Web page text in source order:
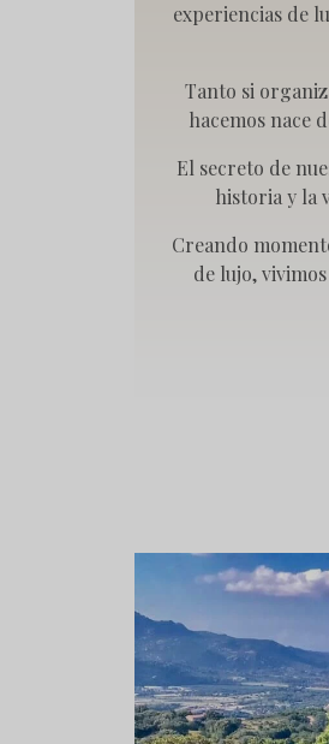
experiencias de
Tanto si
hacemos nace
El secreto de
historia y la
Creando
de lujo,